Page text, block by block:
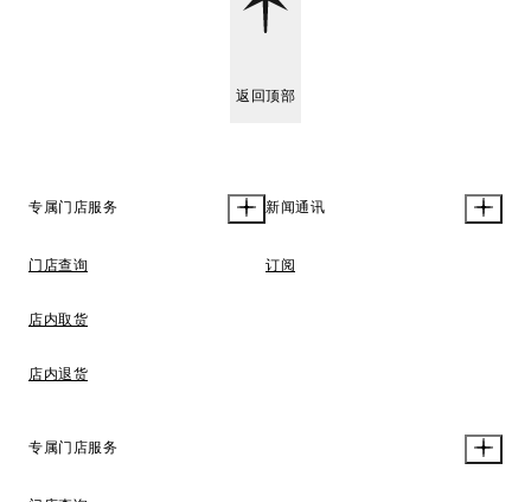
返回顶部
专属门店服务
门店查询
店内取货
店内退货
新闻通讯
订阅
专属门店服务